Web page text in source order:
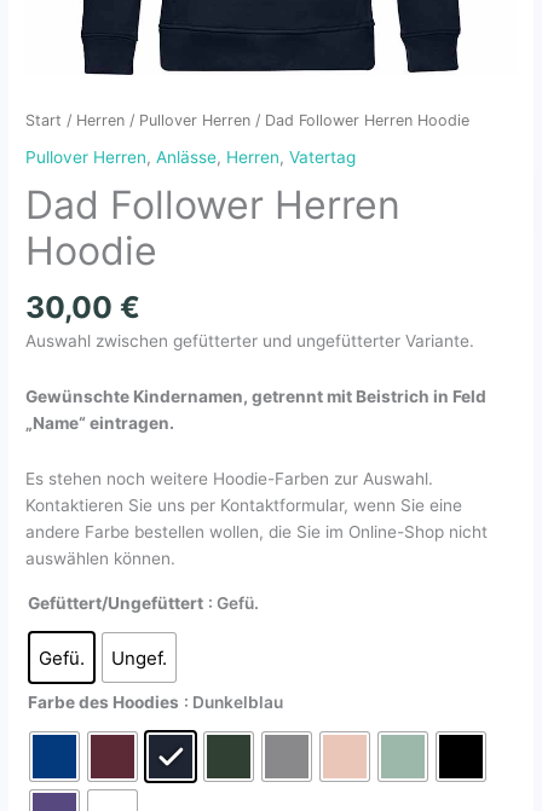
Start / Herren / Pullover Herren / Dad Follower Herren Hoodie
Pullover Herren,Anlässe, Herren,Vatertag
Dad Follower Herren
Hoodie
30,00€
Auswahl zwischen gefütterter und ungefütterter Variante.
Gewünschte Kindernamen, getrennt mit Beistrich in Feld
„Name“ eintragen.
Es stehen noch weitere Hoodie-Farben zur Auswahl.
Kontaktieren Sie uns per Kontaktformular, wenn Sie eine
andere Farbe bestellen wollen, die Sie im Online-Shop nicht
auswählen können.
Gefüttert/Ungefüttert : Gefü.
Gefü. Ungef.
Farbe des Hoodies : Dunkelblau